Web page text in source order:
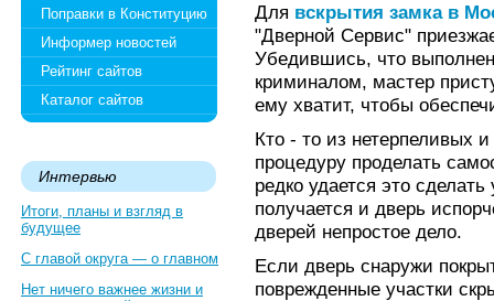
Поправки в Конституцию
Информер новостей
Рейтинг сайтов
Каталог сайтов
Интервью
Итоги, планы и взгляд в
будущее
С главой округа — о главном
Нет ничего важнее жизни и
Для вскрытия замка в
"Дверной Сервис"
Убедившись, что
криминалом, мастер
ему хватит, чтобы
Кто - то из нетерпеливых
процедуру проделать
редко удается это
получается и дверь
дверей непростое дело.
Если дверь снаружи
поврежденные участки